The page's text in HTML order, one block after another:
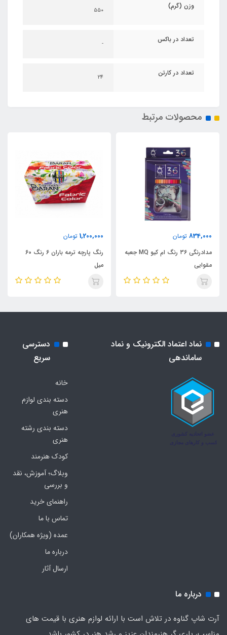
وزن (گرم) ۵۵۰
تعداد در باکس -
تعداد در کارتن 24
محصولات مرتبط
834,000 تومان
مدادرنگی ۳۶ رنگ ام کیو MQ جعبه
مقوایی
1,200,000 تومان
رنگ پارچه ترمه باران 6 رنگ 60
میل
نماد اعتماد الکترونیک و نماد
ساماندهی
دسترسی
سریع
خانه
دسته بندی لوازم
هنری
دسته بندی رشته
هنری
کودک هنرمند
وبلاگ؛ آموزش، نقد
و بررسی
راهنمای خرید
تماس با ما
عمده (ویژه همکاران)
درباره ما
ارسال آثار
درباره ما
آرت شاپ گناوه در تلاش است با ارائه لوازم هنری با قیمت های